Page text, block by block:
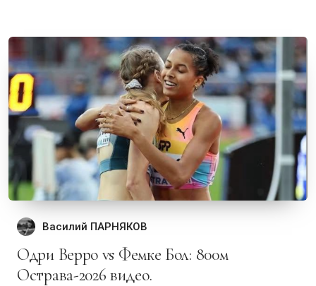
Василий ПАРНЯКОВ
Одри Верро vs Фемке Бол: 800м
Острава-2026 видео.